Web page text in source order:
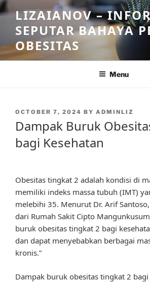
Skip
to
content
LIZAIANOV –
SEPUTAR BAHAYA
OBESITAS
Menu
POSTED
OCTOBER 7, 2024 BY ADMINLIZ
Dampak Buruk
bagi Kesehatan
Obesitas tingkat 2 adalah kondisi di
memiliki indeks massa tubuh (IMT)
melebihi 35. Menurut Dr. Arif
dari Rumah Sakit Cipto
buruk obesitas tingkat 2 bagi
dan dapat menyebabkan berbagai
kronis.”
Dampak buruk obesitas tingkat 2